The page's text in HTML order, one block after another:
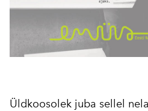
Üldkoosolek juba sellel